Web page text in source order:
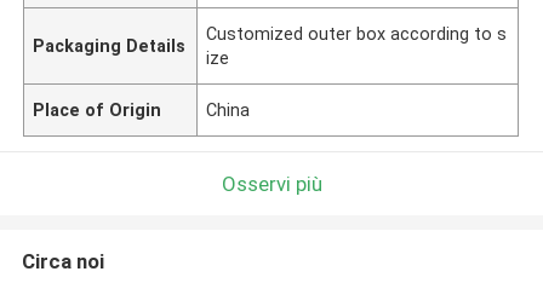
Packaging Details
Customized outer box according to s
ize
Place of Origin China
Osservi più
Circa noi